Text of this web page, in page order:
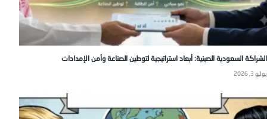
الشراكة السعودية الصينية: أبعاد استراتيجية لتوطين الصناعة وأمن الإمدادات
يوليو 3, 2026